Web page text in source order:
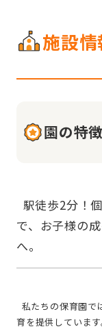
施設情
園の特徴
で、お子様の
育を提供していま